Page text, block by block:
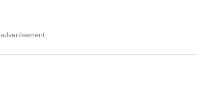
advertisement